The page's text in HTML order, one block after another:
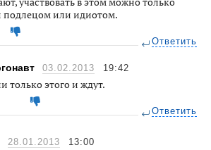
подлецом или идиотом.
Ответить
03.02.2013 19:42
только этого и ждут.
Ответить
28.01.2013 13:00